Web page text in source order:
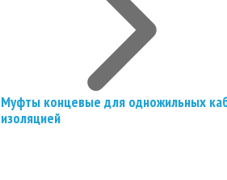
Муфты концевые для одножильных
изоляцией